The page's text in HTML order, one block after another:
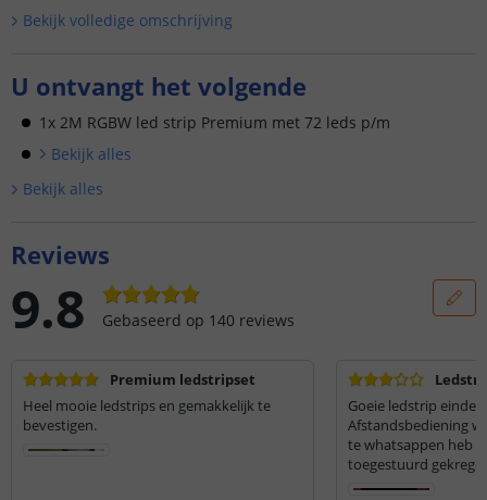
Bekijk volledige omschrijving
U ontvangt het volgende
1x 2M RGBW led strip Premium met 72 leds p/m
Bekijk alles
Bekijk alles
Reviews
9.8 Gebaseerd op 140 reviews
Premium ledstripset
Heel mooie ledstrips en gemakkelijk te
bevestigen.
Goeie ledstrip
Afstandsbediening
te whatsappen heb
toegestuurd